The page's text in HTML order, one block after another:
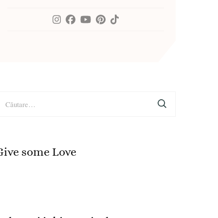
some Love